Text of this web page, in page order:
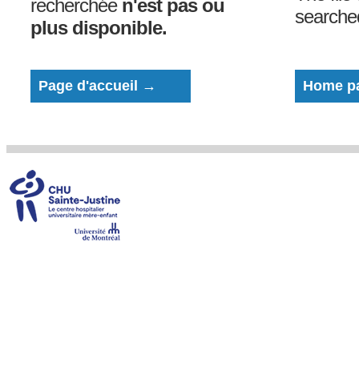
recherchée n'est pas ou
plus disponible.
Page d'accueil → Home